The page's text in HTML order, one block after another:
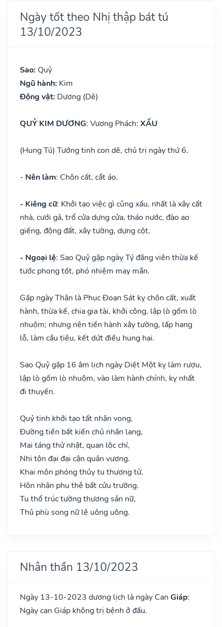
Ngày tốt theo Nhị thập bát tú
13/10/2023
Sao: Quỷ
Ngũ hành: Kim
Động vật: Dương (Dê)
QUỶ KIM DƯƠNG: Vương Phách: XẤU
(Hung Tú) Tướng tinh con dê, chủ trị ngày thứ 6.
- Nên làm: Chôn cất, cắt áo.
- Kiêng cữ: Khởi tạo việc gì cũng xấu, nhất là xây cất
nhà, cưới gả, trổ cửa dựng cửa, tháo nước, đào ao
giếng, động đất, xây tường, dựng cột.
- Ngoại lệ: Sao Quỷ gặp ngày Tý đăng viên thừa kế
tước phong tốt, phó nhiệm may mắn.
Gặp ngày Thân là Phục Đoạn Sát kỵ chôn cất, xuất
hành, thừa kế, chia gia tài, khởi công, lập lò gốm lò
nhuộm; nhưng nên tiến hành xây tường, lấp hang
lỗ, làm cầu tiêu, kết dứt điều hung hại.
Sao Quỷ gặp 16 âm lịch ngày Diệt Một kỵ làm rượu,
lập lò gốm lò nhuộm, vào làm hành chính, kỵ nhất
đi thuyền.
Quỷ tinh khởi tạo tất nhân vong,
Đường tiền bất kiến chủ nhân lang,
Mai táng thử nhật, quan lộc chí,
Nhi tôn đại đại cận quân vương.
Khai môn phóng thủy tu thương tử,
Hôn nhân phu thê bất cửu trường.
Tu thổ trúc tường thương sản nữ,
Thủ phù song nữ lệ uông uông.
Nhân thần 13/10/2023
Ngày 13-10-2023 dương lịch là ngày Can Giáp:
Ngày can Giáp không trị bệnh ở đầu.